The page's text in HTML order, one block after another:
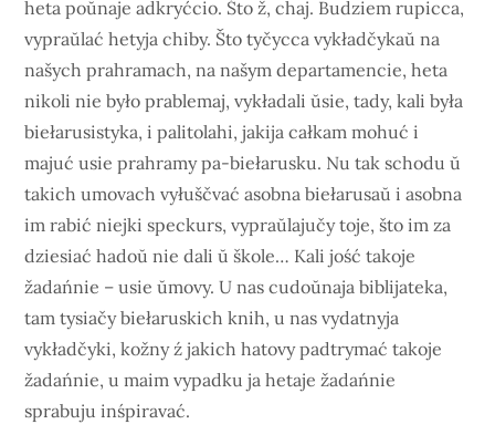
heta poŭnaje adkryćcio. Što ž, chaj. Budziem rupicca,
vypraŭlać hetyja chiby. Što tyčycca vykładčykaŭ na
našych prahramach, na našym departamencie, heta
nikoli nie było prablemaj, vykładali ŭsie, tady, kali była
biełarusistyka, i palitolahi, jakija całkam mohuć i
majuć usie prahramy pa-biełarusku. Nu tak schodu ŭ
takich umovach vyłuščvać asobna biełarusaŭ i asobna
im rabić niejki speckurs, vypraŭlajučy toje, što im za
dziesiać hadoŭ nie dali ŭ škole… Kali jość takoje
žadańnie – usie ŭmovy. U nas cudoŭnaja biblijateka,
tam tysiačy biełaruskich knih, u nas vydatnyja
vykładčyki, kožny ź jakich hatovy padtrymać takoje
žadańnie, u maim vypadku ja hetaje žadańnie
sprabuju inśpiravać.